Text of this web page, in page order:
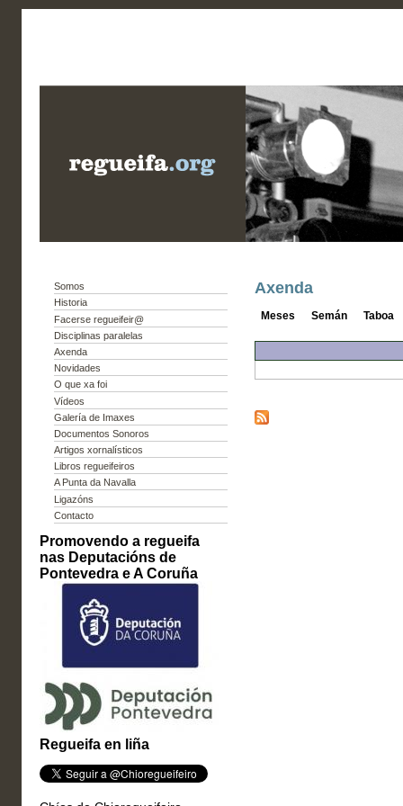
Somos
Historia
Facerse regueifeir@
Disciplinas paralelas
Axenda
Novidades
O que xa foi
Vídeos
Galería de Imaxes
Documentos Sonoros
Artigos xornalísticos
Libros regueifeiros
A Punta da Navalla
Ligazóns
Contacto
Promovendo a regueifa
nas Deputacións de
Pontevedra e A Coruña
Regueifa en liña
Axenda
Meses Semán Taboa